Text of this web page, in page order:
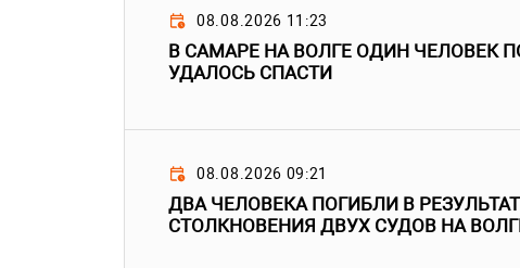
08.08.2026 11:23
В САМАРЕ НА ВОЛГЕ ОДИН ЧЕЛОВЕК
УДАЛОСЬ СПАСТИ
08.08.2026 09:21
ДВА ЧЕЛОВЕКА ПОГИБЛИ В
СТОЛКНОВЕНИЯ ДВУХ СУДОВ НА